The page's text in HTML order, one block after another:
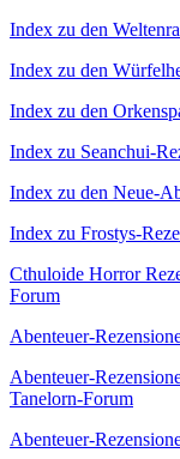
Index zu den
Index zu den
Index zu den
Index zu Seanchui-
Index zu den Neue-
Index zu Frostys-
Cthuloide Horror
Forum
Abenteuer-
Abenteuer-
Tanelorn-Forum
Abenteuer-